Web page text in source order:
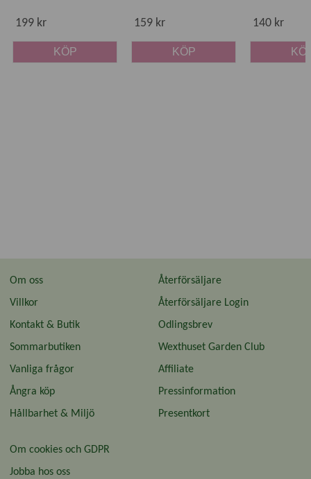
199 kr
KÖP
159 kr
KÖP
140 kr
Om oss
Villkor
Kontakt & Butik
Sommarbutiken
Vanliga frågor
Ångra köp
Hållbarhet & Miljö
Återförsäljare
Återförsäljare Login
Odlingsbrev
Wexthuset Garden Club
Affiliate
Pressinformation
Presentkort
Om cookies och GDPR
Jobba hos oss